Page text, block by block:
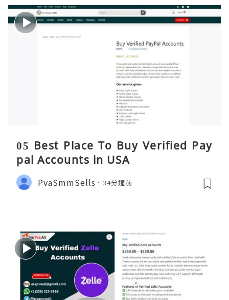
05 Best Place To Buy Verified Pay
pal Accounts in USA
PvaSmmSells 34分鐘前